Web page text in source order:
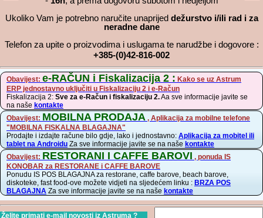
Ukoliko Vam je potrebno naručite unaprijed dežurstvo i/ili rad i za
neradne dane
Telefon za upite o proizvodima i uslugama te narudžbe i dogovore :
+385-(0)42-816-002
Obavijest: e-RAČUN i Fiskalizacija 2 : Kako se uz Astrum
ERP jednostavno uključiti u Fiskalizaciju 2 i e-Račun
Fiskalizacija 2: Sve za e-Račun i fiskalizaciju 2.Aa sve informacije javite se
na naše kontakte
Obavijest: MOBILNA PRODAJA , Aplikacija za mobilne telefone
"MOBILNA FISKALNA BLAGAJNA"
Prodajte i izdajte račune bilo gdje, lako i jednostavno: Aplikacija za mobitel ili
tablet na Androidu Za sve informacije javite se na naše kontakte
Obavijest: RESTORANI I CAFFE BAROVI , ponuda IS
KONOBAR za RESTORANE i CAFFE BAROVE
Ponudu IS POS BLAGAJNA za restorane, caffe barove, beach barove,
diskoteke, fast food-ove možete vidjeti na sljedećem linku : BRZA POS
BLAGAJNA Za sve informacije javite se na naše kontakte
Želite primati e-mail novosti iz Astruma ?